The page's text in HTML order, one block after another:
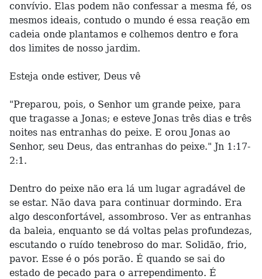
convívio. Elas podem não confessar a mesma fé, os
mesmos ideais, contudo o mundo é essa reação em
cadeia onde plantamos e colhemos dentro e fora
dos limites de nosso jardim.
Esteja onde estiver, Deus vê
"Preparou, pois, o Senhor um grande peixe, para
que tragasse a Jonas; e esteve Jonas três dias e três
noites nas entranhas do peixe. E orou Jonas ao
Senhor, seu Deus, das entranhas do peixe." Jn 1:17-
2:1.
Dentro do peixe não era lá um lugar agradável de
se estar. Não dava para continuar dormindo. Era
algo desconfortável, assombroso. Ver as entranhas
da baleia, enquanto se dá voltas pelas profundezas,
escutando o ruído tenebroso do mar. Solidão, frio,
pavor. Esse é o pós porão. É quando se sai do
estado de pecado para o arrependimento. É